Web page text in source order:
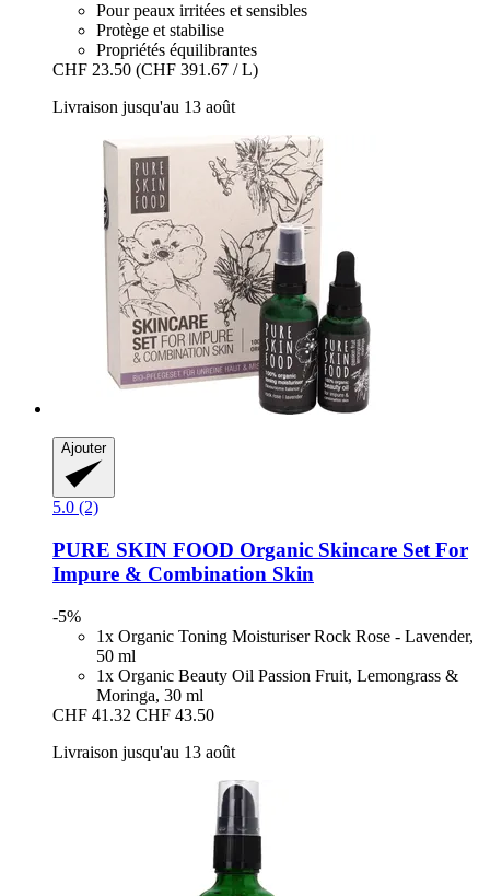
Pour peaux irritées et sensibles
Protège et stabilise
Propriétés équilibrantes
CHF 23.50 (CHF 391.67 / L)
Livraison jusqu'au 13 août
Ajouter
5.0 (2)
PURE SKIN FOOD Organic Skincare Set For
Impure & Combination Skin
-5%
1x Organic Toning Moisturiser Rock Rose - Lavender,
50 ml
1x Organic Beauty Oil Passion Fruit, Lemongrass &
Moringa, 30 ml
CHF 41.32 CHF 43.50
Livraison jusqu'au 13 août